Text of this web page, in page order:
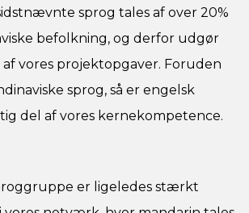
sprog tales af over 20%
befolkning, og derfor udgør
vores projektopgaver. Foruden
sprog, så er engelsk
del af vores kernekompetence.
er ligeledes stærkt